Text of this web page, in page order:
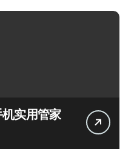
实用管家